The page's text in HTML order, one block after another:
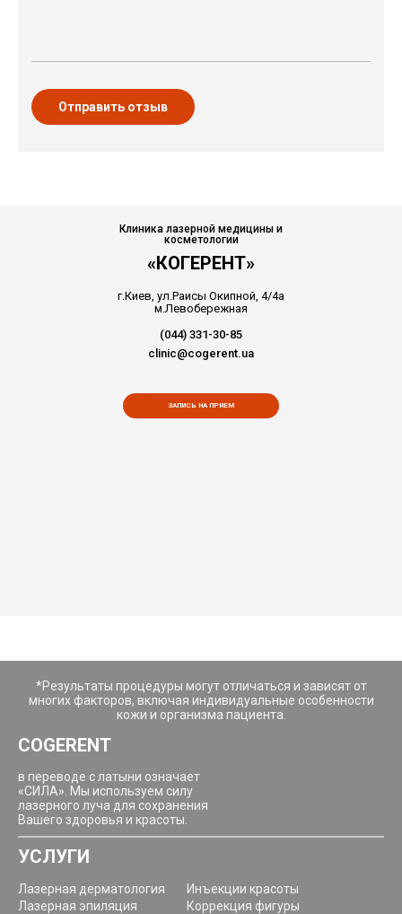
Отправить отзыв
Клиника лазерной медицины и
косметологии
«КОГЕРЕНТ»
г.Киев, ул.Раисы Окипной, 4/4а
м.Левобережная
(044) 331-30-85
clinic@cogerent.ua
ЗАПИСЬ НА ПРИЕМ
*Результаты процедуры могут отличаться и зависят от
многих факторов, включая индивидуальные особенности
кожи и организма пациента.
COGERENT
в переводе с латыни означает
«СИЛА». Мы используем силу
лазерного луча для сохранения
Вашего здоровья и красоты.
УСЛУГИ
Лазерная дерматология
Лазерная эпиляция
Инъекции красоты
Коррекция фигуры